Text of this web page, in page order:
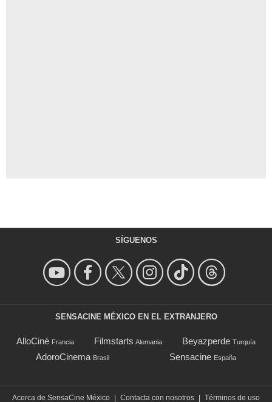
SÍGUENOS
SENSACINE MÉXICO EN EL EXTRANJERO
AlloCiné Francia Filmstarts Alemania Beyazperde Turquía
AdoroCinema Brasil Sensacine España
Acerca de SensaCine México Contacta con nosotros Términos de uso